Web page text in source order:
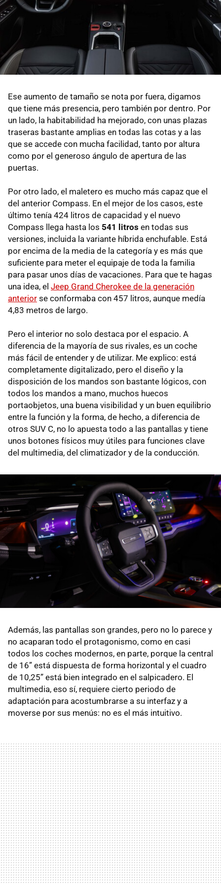
Ese aumento de tamaño se nota por fuera, digamos
que tiene más presencia, pero también por dentro. Por
un lado, la habitabilidad ha mejorado, con unas plazas
traseras bastante amplias en todas las cotas y a las
que se accede con mucha facilidad, tanto por altura
como por el generoso ángulo de apertura de las
puertas.
Por otro lado, el maletero es mucho más capaz que el
del anterior Compass. En el mejor de los casos, este
último tenía 424 litros de capacidad y el nuevo
Compass llega hasta los 541 litros en todas sus
versiones, incluida la variante híbrida enchufable. Está
por encima de la media de la categoría y es más que
suficiente para meter el equipaje de toda la familia
para pasar unos días de vacaciones. Para que te hagas
una idea, el Jeep Grand Cherokee de la generación
anterior se conformaba con 457 litros, aunque medía
4,83 metros de largo.
Pero el interior no solo destaca por el espacio. A
diferencia de la mayoría de sus rivales, es un coche
más fácil de entender y de utilizar. Me explico: está
completamente digitalizado, pero el diseño y la
disposición de los mandos son bastante lógicos, con
todos los mandos a mano, muchos huecos
portaobjetos, una buena visibilidad y un buen equilibrio
entre la función y la forma, de hecho, a diferencia de
otros SUV C, no lo apuesta todo a las pantallas y tiene
unos botones físicos muy útiles para funciones clave
del multimedia, del climatizador y de la conducción.
Además, las pantallas son grandes, pero no lo parece y
no acaparan todo el protagonismo, como en casi
todos los coches modernos, en parte, porque la central
de 16” está dispuesta de forma horizontal y el cuadro
de 10,25” está bien integrado en el salpicadero. El
multimedia, eso sí, requiere cierto periodo de
adaptación para acostumbrarse a su interfaz y a
moverse por sus menús: no es el más intuitivo.